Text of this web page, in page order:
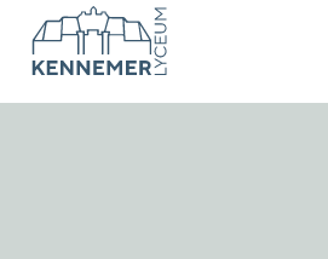
Ga naar de inhoud